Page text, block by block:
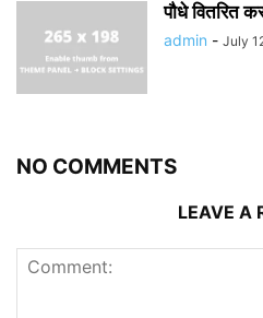
पौधे वितरित
admin - July
NO COMMENTS
LEAVE A